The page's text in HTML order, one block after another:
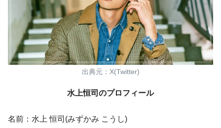
出典元：X(Twitter)
水上恒司のプロフィール
名前：水上 恒司(みずかみ こうし)